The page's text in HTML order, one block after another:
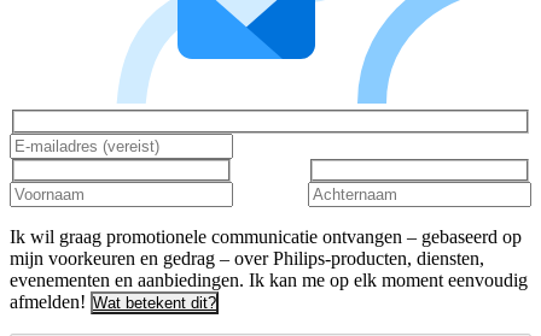
Ik wil graag promotionele communicatie ontvangen – gebaseerd op
mijn voorkeuren en gedrag – over Philips-producten, diensten,
evenementen en aanbiedingen. Ik kan me op elk moment eenvoudig
afmelden! Wat betekent dit?